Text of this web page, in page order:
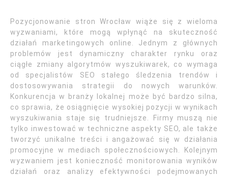
Pozycjonowanie stron Wrocław wiąże się z wieloma
wyzwaniami, które mogą wpłynąć na skuteczność
działań marketingowych online. Jednym z głównych
problemów jest dynamiczny charakter rynku oraz
ciągłe zmiany algorytmów wyszukiwarek, co wymaga
od specjalistów SEO stałego śledzenia trendów i
dostosowywania strategii do nowych warunków.
Konkurencja w branży lokalnej może być bardzo silna,
co sprawia, że osiągnięcie wysokiej pozycji w wynikach
wyszukiwania staje się trudniejsze. Firmy muszą nie
tylko inwestować w techniczne aspekty SEO, ale także
tworzyć unikalne treści i angażować się w działania
promocyjne w mediach społecznościowych. Kolejnym
wyzwaniem jest konieczność monitorowania wyników
działań oraz analizy efektywności podejmowanych